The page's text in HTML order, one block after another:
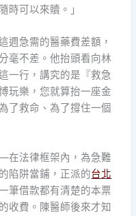
時可以來贖。」
急需的醫藥費差額，
毫不差。他抬頭看向林
一行，講究的是『救急
玩樂，您就算抬一座金
了救命、為了撐住一個
在法律框架內，為急難
陷阱當鋪，正派的台北
筆借款都有清楚的本票
收費。陳醫師後來才知